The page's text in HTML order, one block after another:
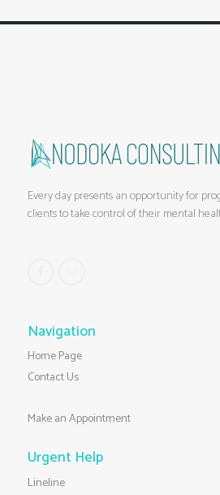
Every day presents an opportunity for
clients to take control of their mental
Navigation
Home Page
Contact Us
Make an Appointment
Urgent Help
Lineline